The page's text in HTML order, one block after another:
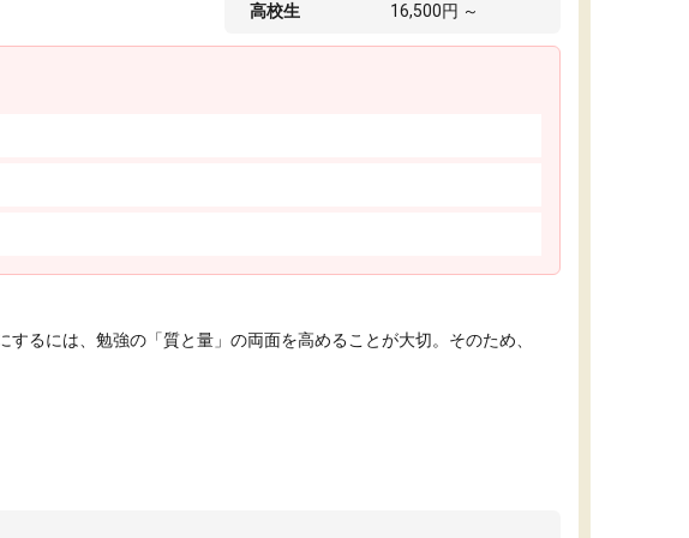
高校生 16,500円 ～
るには、勉強の「質と量」の両面を高めることが大切。そのため、